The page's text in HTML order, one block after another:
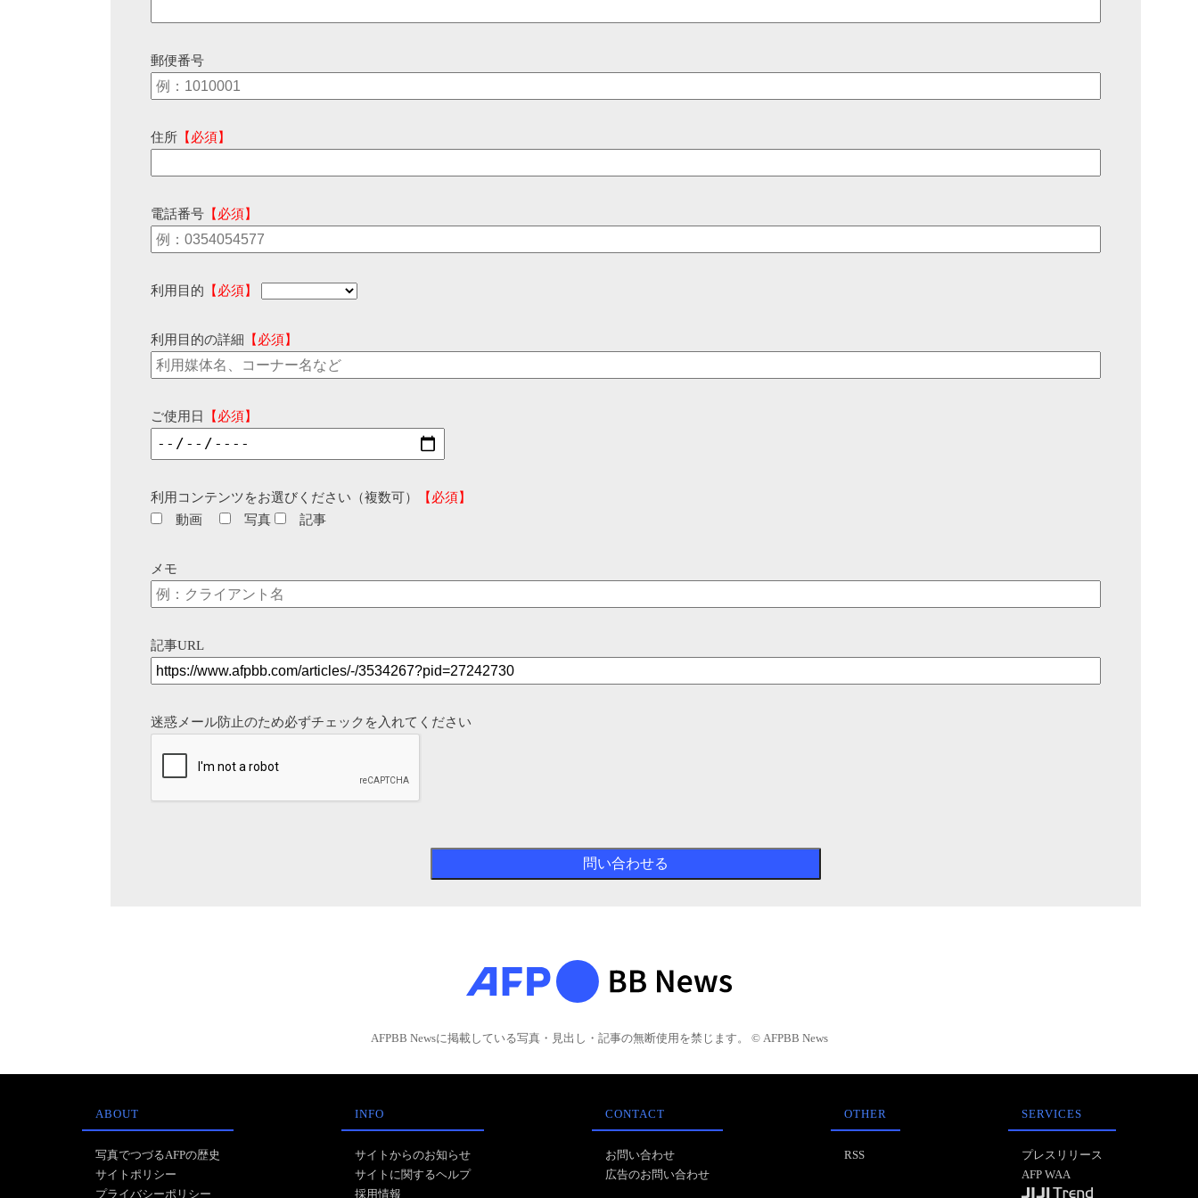
郵便番号
住所 【必須】
電話番号 【必須】
利用目的 【必須】
利用目的の詳細 【必須】
ご使用日 【必須】
利用コンテンツをお選びください（複数可）
【必須】
動画
写真 記事
メモ
記事URL
迷惑メール防止のため必ずチェックを入れてください
AFPBB Newsに掲載している写真・見出し・記事の無断使用を禁じます。 © AFPBB News
ABOUT
写真でつづるAFPの歴史
サイトポリシー
プライバシーポリシー
INFO
サイトからのお知らせ
サイトに関するヘルプ
採用情報
CONTACT
お問い合わせ
広告のお問い合わせ
OTHER
RSS
SERVICES
プレスリリース
AFP WAA